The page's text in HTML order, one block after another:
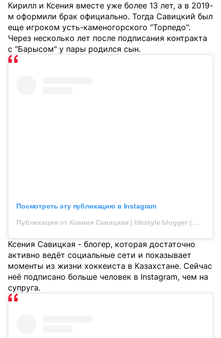
Кирилл и Ксения вместе уже более 13 лет, а в 2019-
м оформили брак официально. Тогда Савицкий был
еще игроком усть-каменогорского "Торпедо".
Через несколько лет после подписания контракта
с "Барысом" у пары родился сын.
Посмотреть эту публикацию в Instagram
Публикация от Ксения Савицкая | lifestyle blogger (@xeniyasava)
Ксения Савицкая - блогер, которая достаточно
активно ведёт социальные сети и показывает
моменты из жизни хоккеиста в Казахстане. Сейчас
неё подписано больше человек в Instagram, чем на
супруга.